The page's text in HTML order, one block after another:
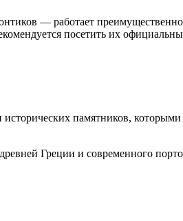
— работает
посетить их
памятников,
Греции и современного